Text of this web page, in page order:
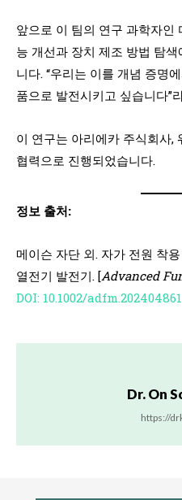
앞으로 이 팀의 연구 과학자인
능 개선과 장치 제조 방법 탐
니다. “우리는 이를 개념 증명
품으로 발전시키고 싶습니다”
이 연구는 아리에카 주식회사,
협력으로 진행되었습니다.
정보 출처:
메이슨 자단 외. 자가 전원 착
열전기 발전기. [Advanced
DOI: 10.1002/adfm.202404861
Dr. On
https://